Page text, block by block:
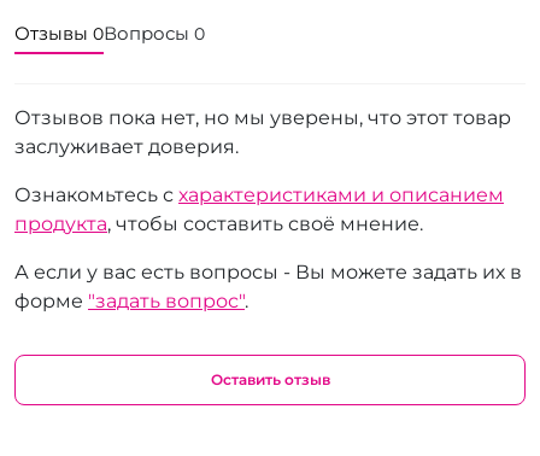
Отзывы 0Вопросы 0
Отзывов пока нет, но мы уверены, что этот товар
заслуживает доверия.
Ознакомьтесь с характеристиками и описанием
продукта, чтобы составить своё мнение.
А если у вас есть вопросы - Вы можете задать их в
форме "задать вопрос".
Оставить отзыв